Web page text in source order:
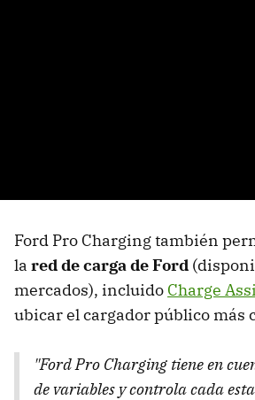
Ford Pro Charging también
la red de carga de Ford
mercados), incluido Charge
ubicar el cargador público más
"Ford Pro Charging tiene en
de variables y controla cada